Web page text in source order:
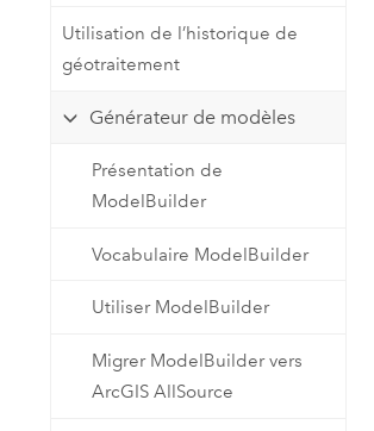
Utilisation de l’historique de
géotraitement
Générateur de modèles
Présentation de
ModelBuilder
Vocabulaire ModelBuilder
Utiliser ModelBuilder
Migrer ModelBuilder vers
ArcGIS AllSource